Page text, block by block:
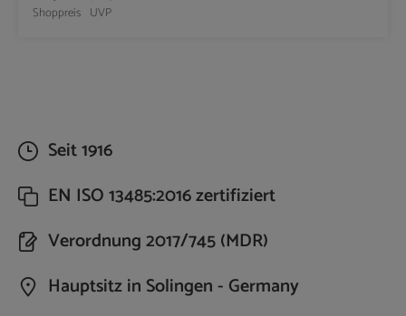
Shoppreis UVP
Seit 1916
EN ISO 13485:2016 zertifiziert
Verordnung 2017/745 (MDR)
Hauptsitz in Solingen - Germany